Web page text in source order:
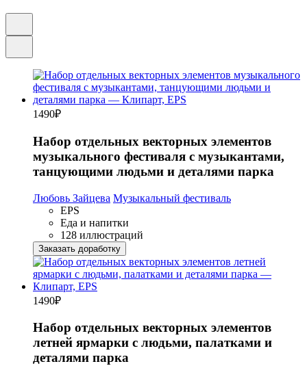
1490₽
Набор отдельных векторных элементов
музыкального фестиваля с музыкантами,
танцующими людьми и деталями парка
Любовь Зайцева Музыкальный фестиваль
EPS
Еда и напитки
128 иллюстраций
Заказать доработку
1490₽
Набор отдельных векторных элементов
летней ярмарки с людьми, палатками и
деталями парка